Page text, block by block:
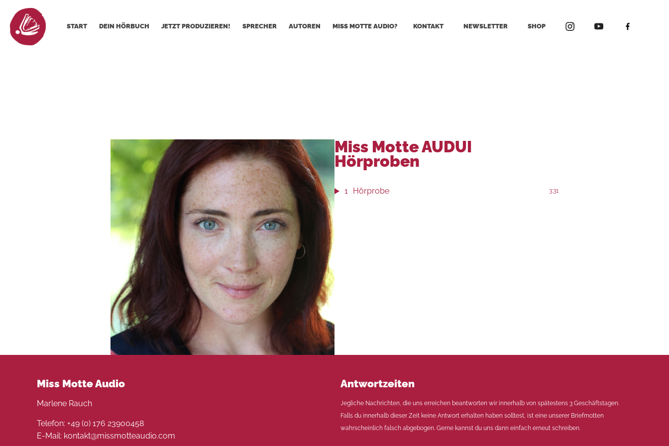
START DEIN HÖRBUCH JETZT PRODUZIEREN! SPRECHER AUTOREN MISS MOTTE AUDIO? KONTAKT NEWSLETTER SHOP
Miss Motte AUDUI
Hörproben
1 Hörprobe 3:31
Miss Motte Audio
Marlene Rauch
Telefon: +49 (0) 176 23900458
E-Mail: kontakt@missmotteaudio.com
Antwortzeiten
Jegliche Nachrichten, die uns erreichen beantworten wir innerhalb von spätestens 3 Geschäftstagen.
Falls du innerhalb dieser Zeit keine Antwort erhalten haben solltest, ist eine unserer Briefmotten
wahrscheinlich falsch abgebogen. Gerne kannst du uns dann einfach erneut schreiben.